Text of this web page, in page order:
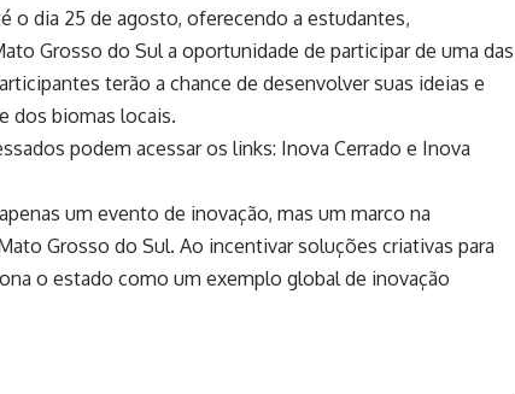
o dia 25 de agosto, oferecendo a estudantes,
Grosso do Sul a oportunidade de participar de uma das
terão a chance de desenvolver suas ideias e
dos biomas locais.
podem acessar os links: Inova Cerrado e Inova
um evento de inovação, mas um marco na
Grosso do Sul. Ao incentivar soluções criativas para
o estado como um exemplo global de inovação